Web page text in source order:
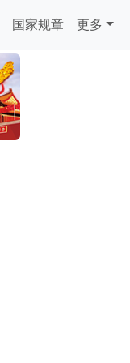
国家规章 更多